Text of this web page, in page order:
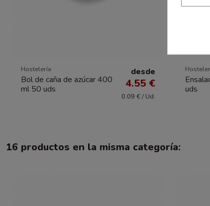
Hostelería
Bol de caña de azúcar 400
ml 50 uds
desde
4.55 €
0.09 € / Ud.
uds
16 productos en la misma categoría: